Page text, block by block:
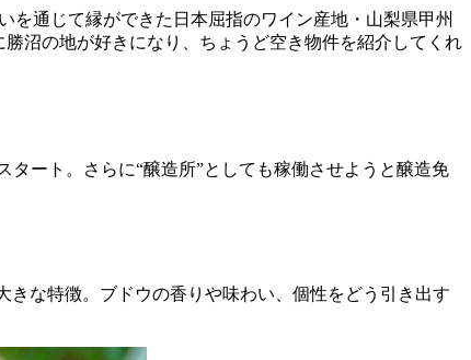
を通じて縁ができた日本屈指のワイン産地・山梨県甲州
沼の地が好きになり、ちょうど空き物件を紹介してくれ
タート。さらに“醸造所”としても稼働させようと醸造免
きな特徴。ブドウの香りや味わい、個性をどう引き出す